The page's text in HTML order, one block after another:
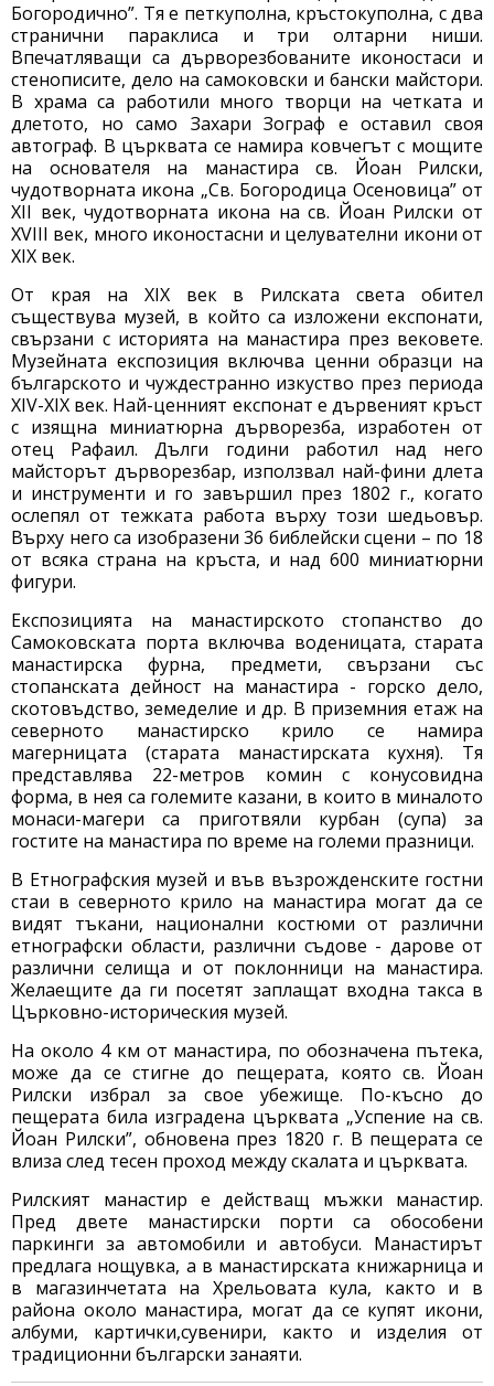
Богородично”. Тя е петкуполна, кръстокуполна, с два
странични параклиса и три олтарни ниши.
Впечатляващи са дърворезбованите иконостаси и
стенописите, дело на самоковски и бански майстори.
В храма са работили много творци на четката и
длетото, но само Захари Зограф е оставил своя
автограф. В църквата се намира ковчегът с мощите
на основателя на манастира св. Йоан Рилски,
чудотворната икона „Св. Богородица Осеновица” от
XII век, чудотворната икона на св. Йоан Рилски от
XVIII век, много иконостасни и целувателни икони от
XIX век.
От края на XIX век в Рилската света обител
съществува музей, в който са изложени експонати,
свързани с историята на манастира през вековете.
Музейната експозиция включва ценни образци на
българското и чуждестранно изкуство през периода
ХIV-XIX век. Най-ценният експонат е дървеният кръст
с изящна миниатюрна дърворезба, изработен от
отец Рафаил. Дълги години работил над него
майсторът дърворезбар, използвал най-фини длета
и инструменти и го завършил през 1802 г., когато
ослепял от тежката работа върху този шедьовър.
Върху него са изобразени 36 библейски сцени – по 18
от всяка страна на кръста, и над 600 миниатюрни
фигури.
Експозицията на манастирското стопанство до
Самоковската порта включва воденицата, старата
манастирска фурна, предмети, свързани със
стопанската дейност на манастира - горско дело,
скотовъдство, земеделие и др. В приземния етаж на
северното манастирско крило се намира
магерницата (старата манастирската кухня). Тя
представлява 22-метров комин с конусовидна
форма, в нея са големите казани, в които в миналото
монаси-магери са приготвяли курбан (супа) за
гостите на манастира по време на големи празници.
В Етнографския музей и във възрожденските гостни
стаи в северното крило на манастира могат да се
видят тъкани, национални костюми от различни
етнографски области, различни съдове - дарове от
различни селища и от поклонници на манастира.
Желаещите да ги посетят заплащат входна такса в
Църковно-историческия музей.
На около 4 км от манастира, по обозначена пътека,
може да се стигне до пещерата, която св. Йоан
Рилски избрал за свое убежище. По-късно до
пещерата била изградена църквата „Успение на св.
Йоан Рилски”, обновена през 1820 г. В пещерата се
влиза след тесен проход между скалата и църквата.
Рилският манастир е действащ мъжки манастир.
Пред двете манастирски порти са обособени
паркинги за автомобили и автобуси. Манастирът
предлага нощувка, а в манастирската книжарница и
в магазинчетата на Хрельовата кула, както и в
района около манастира, могат да се купят икони,
албуми, картички,сувенири, както и изделия от
традиционни български занаяти.